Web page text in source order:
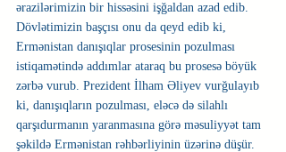
ərazilərimizin bir hissəsini işğaldan azad edib.
Dövlətimizin başçısı onu da qeyd edib ki,
Ermənistan danışıqlar prosesinin pozulması
istiqamətində addımlar ataraq bu prosesə böyük
zərbə vurub. Prezident İlham Əliyev vurğulayıb
ki, danışıqların pozulması, eləcə də silahlı
qarşıdurmanın yaranmasına görə məsuliyyət tam
şəkildə Ermənistan rəhbərliyinin üzərinə düşür.